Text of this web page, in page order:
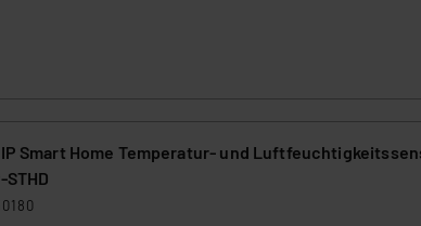
Smart Home Temperatur- und